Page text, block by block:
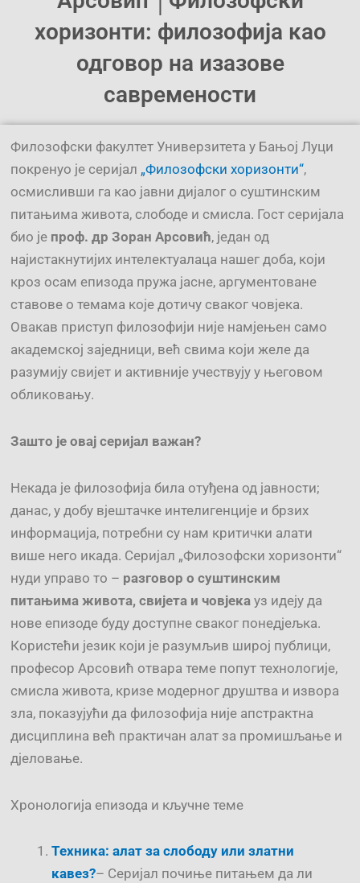
хоризонти: филозофија као
одговор на изазове
савремености
Филозофски факултет Универзитета у Бањој Луци
покренуо је серијал „Филозофски хоризонти“,
осмисливши га као јавни дијалог о суштинским
питањима живота, слободе и смисла. Гост серијала
био је проф. др Зоран Арсовић, један од
најистакнутијих интелектуалаца нашег доба, који
кроз осам епизода пружа јасне, аргументоване
ставове о темама које дотичу сваког човјека.
Овакав приступ филозофији није намјењен само
академској заједници, већ свима који желе да
разумију свијет и активније учествују у његовом
обликовању.
Зашто је овај серијал важан?
Некада је филозофија била отуђена од јавности;
данас, у добу вјештачке интелигенције и брзих
информација, потребни су нам критички алати
више него икада. Серијал „Филозофски хоризонти“
нуди управо то – разговор о суштинским
питањима живота, свијета и човјека уз идеју да
нове епизоде буду доступне сваког понедјељка.
Користећи језик који је разумљив широј публици,
професор Арсовић отвара теме попут технологије,
смисла живота, кризе модерног друштва и извора
зла, показујући да филозофија није апстрактна
дисциплина већ практичан алат за промишљање и
дјеловање.
Хронологија епизода и кључне теме
Техника: алат за слободу или златни
кавез?– Серијал почиње питањем да ли